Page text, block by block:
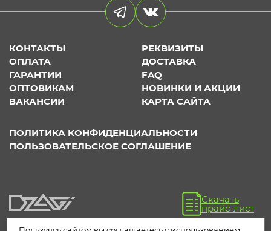
КОНТАКТЫ
РЕКВИЗИТЫ
ОПЛАТА
ДОСТАВКА
ГАРАНТИИ
FAQ
ОПТОВИКАМ
НОВИНКИ И АКЦИИ
ВАКАНСИИ
КАРТА САЙТА
ПОЛИТИКА КОНФИДЕНЦИАЛЬНОСТИ
ПОЛЬЗОВАТЕЛЬСКОЕ СОГЛАШЕНИЕ
Скачать
прайс-лист